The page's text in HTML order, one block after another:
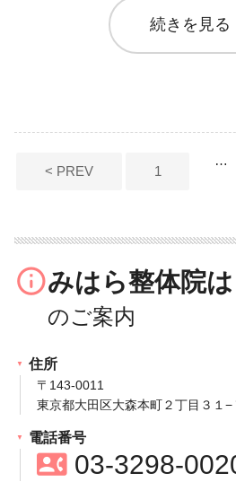
続きを見る
ペ
ー
送
< PREV 1
…
info_outlineみはら整体院
住所
〒143‐0011
東京都大田区大森本町２丁目３１−
電話番号
contact_phone